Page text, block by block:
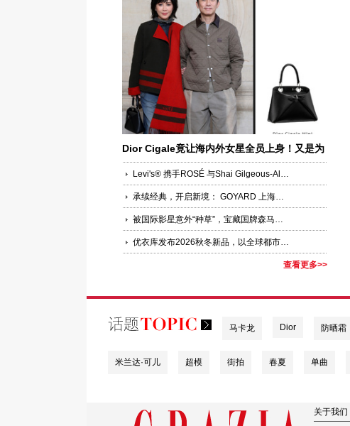
Dior Cigale竟让海内外女星全员上身！又是为
何让女明星集体“锁定”？
Levi's® 携手ROSÉ 与Shai Gilgeous-Alexander共同演绎品牌全新企划“Keep it Loose”
承续经典，开启新境： GOYARD 上海国金中心精品店焕新启幕
被国际影星意外“种草”，宝藏国牌森马在线圈粉，30城包场与粉丝双向奔赴
优衣库发布2026秋冬新品，以全球都市灵感诠释LifeWear进化聚焦功能科技、版型创新与多场景适配，回应当代都市人的新舒适实穿追求
查看更多>>
马卡龙 Dior 防晒霜
米兰达·可儿 超模 街拍 春夏 单曲
关于我们